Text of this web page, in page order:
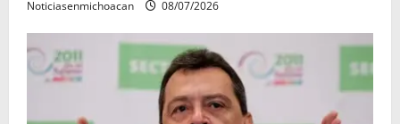
Noticiasenmichoacan 08/07/2026